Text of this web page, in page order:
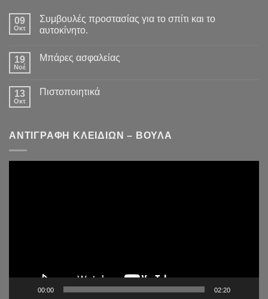
09
Οκτ
Συμβουλές προστασίας για το σπίτι και το
αυτοκίνητο.
19
Νοέ
Μπάρες ασφαλείας
13
Οκτ
Πιστοποιητικά
ΑΝΤΙΓΡΑΦΗ ΚΛΕΙΔΙΩΝ – ΒΟΥΛΑ
00:00 02:20